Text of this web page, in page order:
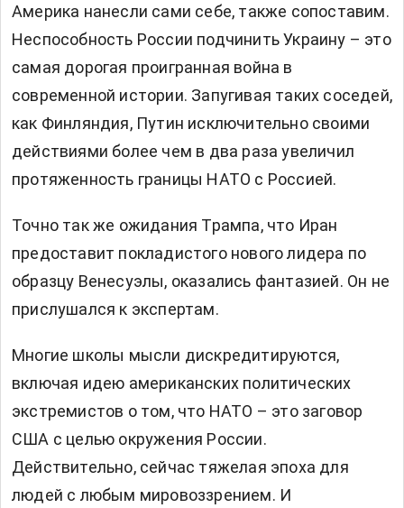
Америка нанесли сами себе, также сопоставим.
Неспособность России подчинить Украину – это
самая дорогая проигранная война в
современной истории. Запугивая таких соседей,
как Финляндия, Путин исключительно своими
действиями более чем в два раза увеличил
протяженность границы НАТО с Россией.
Точно так же ожидания Трампа, что Иран
предоставит покладистого нового лидера по
образцу Венесуэлы, оказались фантазией. Он не
прислушался к экспертам.
Многие школы мысли дискредитируются,
включая идею американских политических
экстремистов о том, что НАТО – это заговор
США с целью окружения России.
Действительно, сейчас тяжелая эпоха для
людей с любым мировоззрением. И